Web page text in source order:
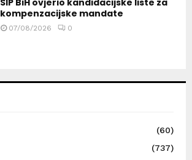
SIP BiH ovjerio kandidacijske liste za
kompenzacijske mandate
07/08/2026 0
(60)
(737)